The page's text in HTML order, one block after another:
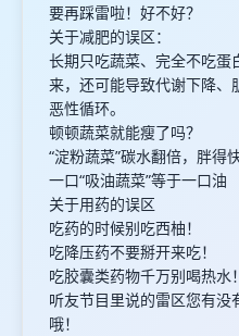
要再踩雷啦！好不好？
关于减肥的误区：
长期只吃蔬菜、完全不吃蛋
来，还可能导致代谢下降、
恶性循环。
顿顿蔬菜就能瘦了吗？
“淀粉蔬菜”碳水翻倍，胖得
一口“吸油蔬菜”等于一口油
关于用药的误区
吃药的时候别吃西柚！
吃降压药不要掰开来吃！
吃胶囊类药物千万别喝热水！
听友节目里说的雷区您有
哦！